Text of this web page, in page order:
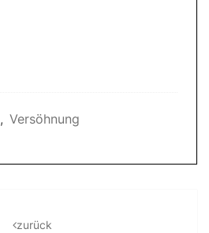
, Versöhnung
zurück